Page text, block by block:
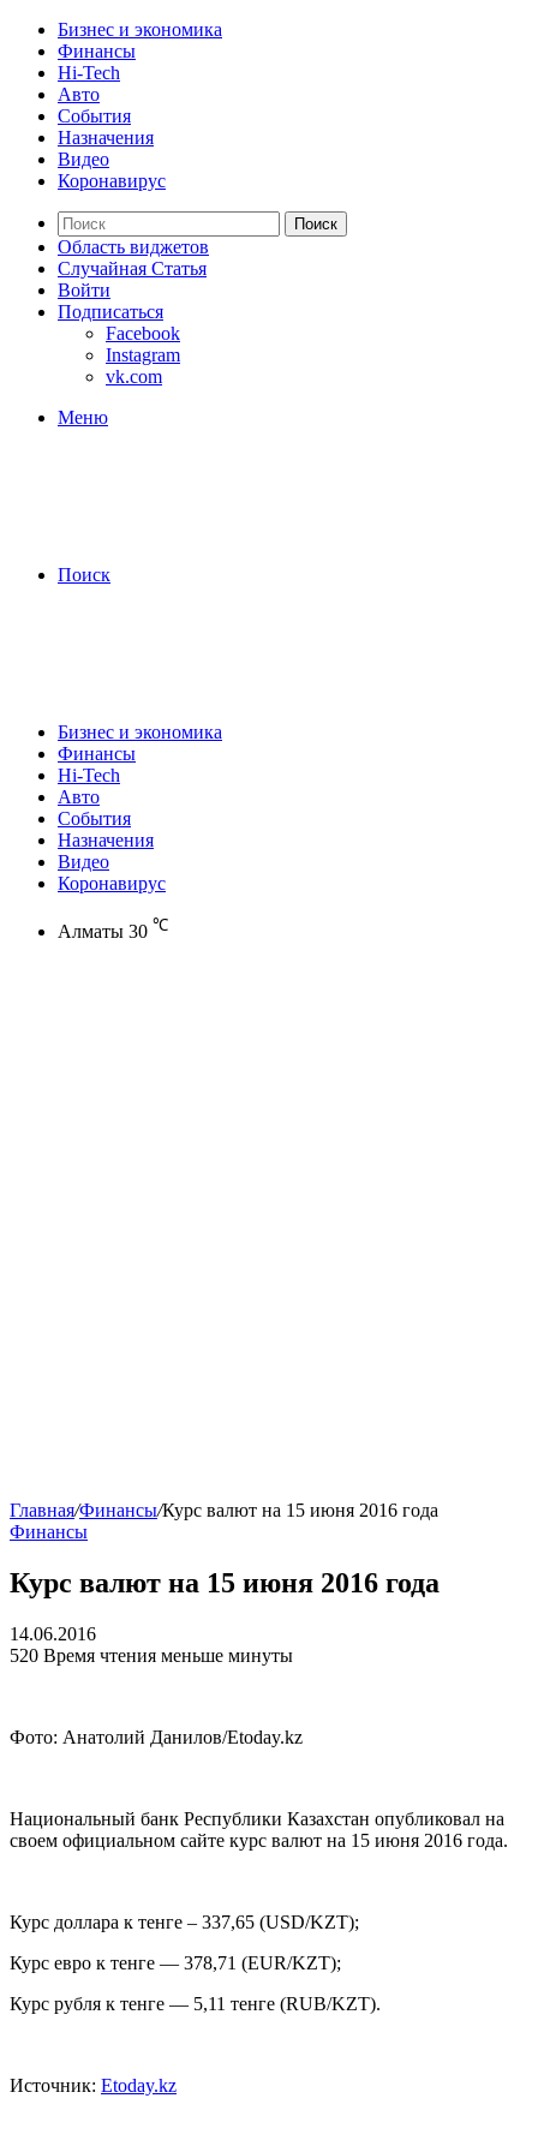
Бизнес и экономика
Финансы
Hi-Tech
Авто
События
Назначения
Видео
Коронавирус
Поиск
Область виджетов
Случайная Статья
Войти
Подписаться
Facebook
Instagram
vk.com
Меню
Поиск
Бизнес и экономика
Финансы
Hi-Tech
Авто
События
Назначения
Видео
Коронавирус
Алматы 30 ℃
Главная/Финансы/Курс валют на 15 июня 2016 года
Финансы
Курс валют на 15 июня 2016 года
14.06.2016
520 Время чтения меньше минуты
Фото: Анатолий Данилов/Etoday.kz
Национальный банк Республики Казахстан опубликовал на
своем официальном сайте курс валют на 15 июня 2016 года.
Курс доллара к тенге – 337,65 (USD/KZT);
Курс евро к тенге — 378,71 (EUR/KZT);
Курс рубля к тенге — 5,11 тенге (RUB/KZT).
Источник: Etoday.kz